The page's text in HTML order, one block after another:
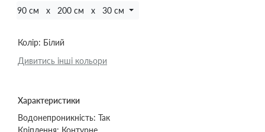
90 см x 200 см x 30 см
Колір: Білий
Дивитись інші кольори
Характеристики
Водонепроникність: Так
Кріплення: Контурне